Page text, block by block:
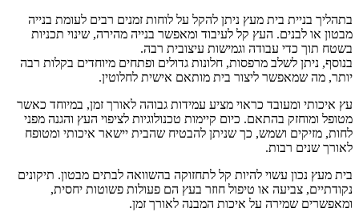
בתהליך בניית בית מעץ ניתן להקל על לוחות זמנים רבים לעומת בנייה
מבטון או לבנים. העץ קל לעיבוד ומאפשר בנייה מהירה, שינוי תכניות
בשטח תוך כדי עבודה וגמישות עיצובית רבה.
בנוסף, ניתן לשלב מרפסות, חלונות גדולים ופתחים מיוחדים בקלות רבה
יותר, מה שמאפשר ליצור בית מותאם אישית לחלוטין.
עץ איכותי ומעובד כראוי מציע עמידות גבוהה לאורך זמן, במיוחד כאשר
מטופל ומוחזק בהתאם. כיום קיימות טכנולוגיות לציפוי העץ והגנה מפני
לחות, מזיקים ושמש, כך שניתן להבטיח שהבית יישאר איכותי ומטופח
לאורך שנים רבות.
בית מעץ נכון עשוי להיות קל לתחזוקה בהשוואה לבתים מבטון. תיקונים
נקודתיים, צביעה או טיפול חוזר בעץ הם פעולות פשוטות יחסית,
ומאפשרים שמירה על איכות המבנה לאורך זמן.